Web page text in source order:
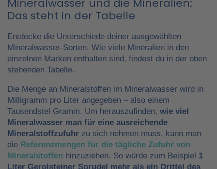
Mineralwasser und die Mineralien:
Das steht in der Tabelle
Entdecke die Unterschiede deiner ausgewählten
Mineralwasser-Sorten. Wie viele Mineralien in den
einzelnen Marken enthalten sind, findest du in der oben
stehenden Tabelle.
Die Menge an Mineralstoffen im Mineralwasser wird in
Milligramm pro Liter angegeben – also einem
Tausendstel Gramm. Um herauszufinden, wie viel
Mineralwasser man für eine ausreichende
Mineralstoffzufuhr zu sich nehmen muss, kann man
die Referenzmengen für die tägliche Zufuhr von
Mineralstoffen hinzuziehen. So würde zum Beispiel 1
Liter Gerolsteiner Sprudel mehr als ein Drittel des